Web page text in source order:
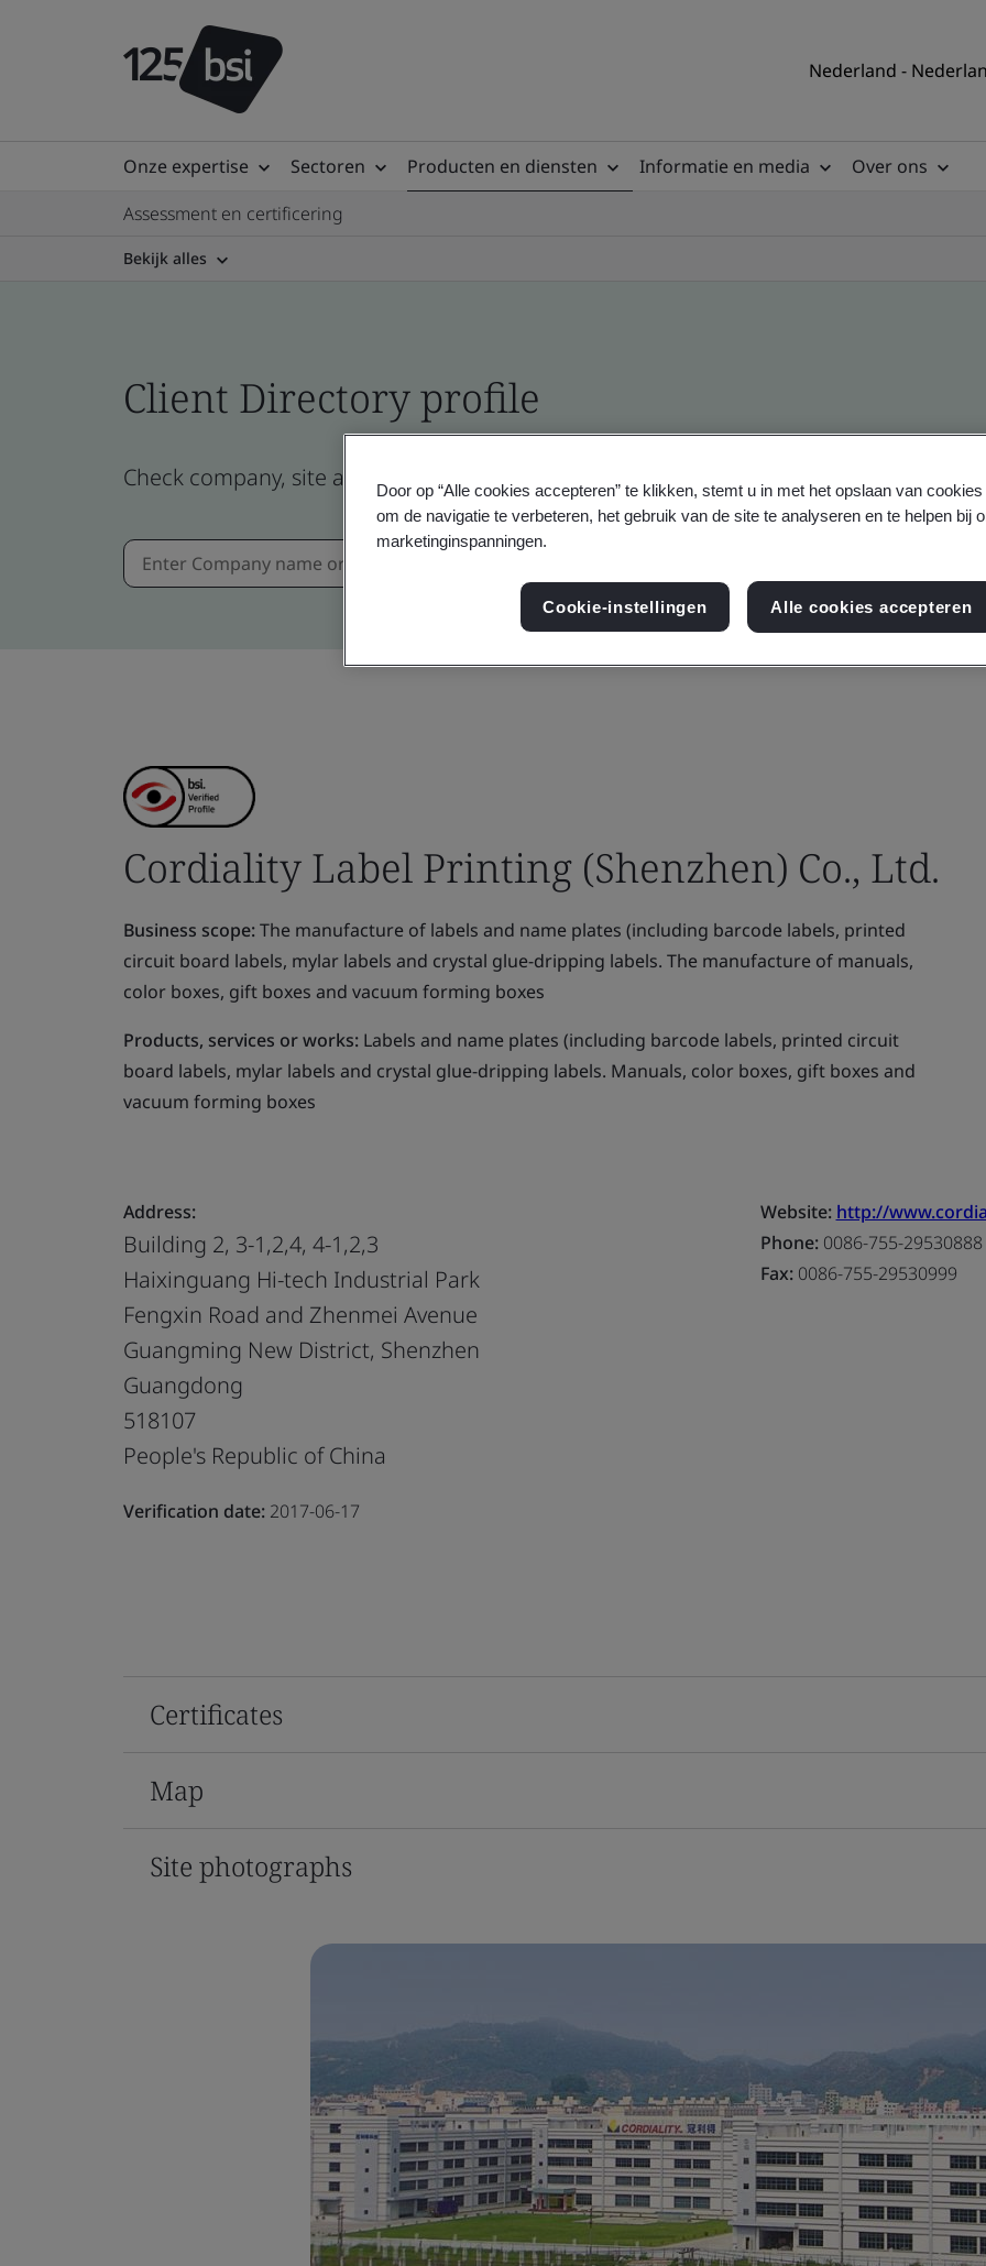
Nederland -
Onze expertise Sectoren Producten en diensten Informatie en media
Over ons
Assessment en certificering
Bekijk alles
Client Directory profile
Check company, site and product certificates - Validation and Verification
Cordiality Label Printing (Shenzhen) Co., Ltd.
Business scope:The manufacture of labels and name plates (including barcode labels, printed
circuit board labels, mylar labels and crystal glue-dripping labels. The manufacture of manuals,
color boxes, gift boxes and vacuum forming boxes
Products, services or works: Labels and name plates (including barcode labels, printed circuit
board labels, mylar labels and crystal glue-dripping labels. Manuals, color boxes, gift boxes and
vacuum forming boxes
Address:
Building 2, 3-1,2,4, 4-1,2,3
Haixinguang Hi-tech Industrial Park
Fengxin Road and Zhenmei Avenue
Guangming New District, Shenzhen
Guangdong
518107
People's Republic of China
Verification date: 2017-06-17
Website: http://
Phone:0086-755-29530888
Fax:0086-755-29530999
Certificates
Map
Site photographs
Door op “Alle cookies accepteren” te klikken, stemt u in met het opslaan van
om de navigatie te verbeteren, het gebruik van de site te analyseren en te helpen bij
marketinginspanningen.
Cookie-instellingen Alle cookies accepteren